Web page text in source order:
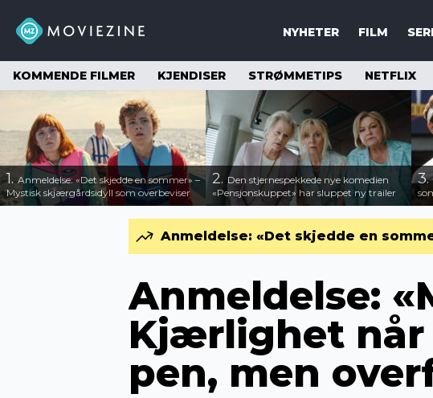
NYHETER FILM
KOMMENDE FILMER KJENDISER STRØMMETIPS NETFLIX
1.Anmeldelse: «Det skjedde en sommer» –
Mystisk skjærgårdsidyll som overbeviser
2. Den stjernespekkede nye komedien
«Pensjonskuppet» har sluppet ny trailer
3.
Anmeldelse: «Det skjedde en
Anmeldelse:
Kjærlighet når
pen, men